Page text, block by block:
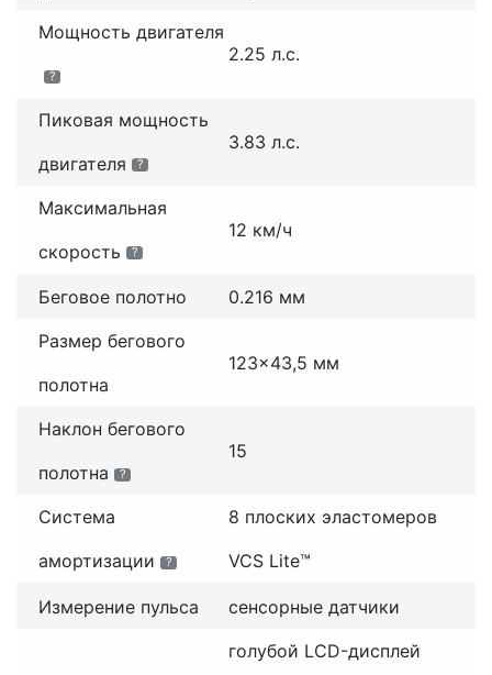
Мощность двигателя
?
2.25 л.с.
Пиковая мощность
двигателя
?
3.83 л.с.
Максимальная
скорость
?
12 км/ч
Беговое полотно
0.216 мм
Размер бегового
полотна
123x43,5 мм
Наклон бегового
полотна
?
15
Система
амортизации
?
8 плоских эластомеров
VCS Lite™
Измерение пульса сенсорные датчики
голубой LCD-дисплей